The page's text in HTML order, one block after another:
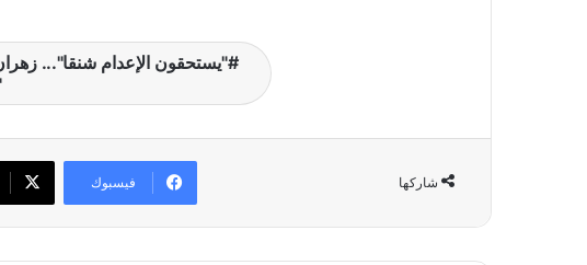
"يستحقون الإعدام شنقا"...
ن
شاركها فيسبوك